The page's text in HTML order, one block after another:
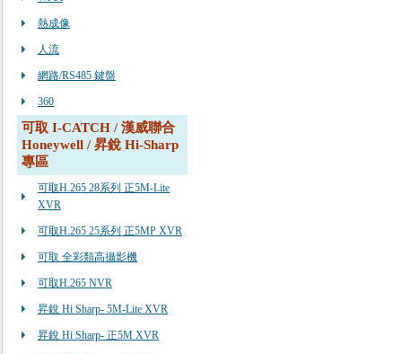
熱成像
人流
網路/RS485 鍵盤
360
可取 I-CATCH / 漢威聯合
Honeywell / 昇銳 Hi-Sharp
專區
可取H.265 28系列 正5M-Lite
XVR
可取H.265 25系列 正5MP XVR
可取 全彩類高攝影機
可取H.265 NVR
昇銳 Hi Sharp- 5M-Lite XVR
昇銳 Hi Sharp- 正5M XVR